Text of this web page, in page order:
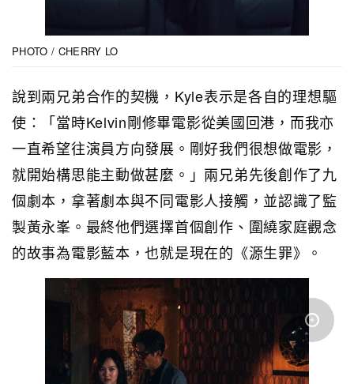
PHOTO / CHERRY LO
說到兩兄弟合作的契機，Kyle表示是各自的理想驅
使：「當時Kelvin剛修畢電影從美國回港，而我亦
一直希望往演員方向發展。剛好我們很想做電影，
就開始構思能主動做甚麼。」兩兄弟先後創作了九
個劇本，拿著劇本與不同電影人接觸，並認識了監
製黃永峯。最終他們選擇首個創作、圍繞家庭觀念
的故事為電影藍本，也就是現在的《源生罪》。